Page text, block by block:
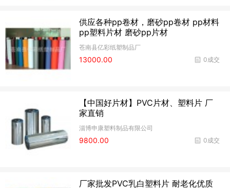
供应各种pp卷材，磨砂pp卷材 pp材料
pp塑料片材 磨砂pp片材
苍南县亿彩纸塑制品厂
0成交
13000.00
【中国好片材】PVC片材、塑料片 厂
家直销
淄博申康塑料制品有限公司
0成交
9800.00
厂家批发PVC乳白塑料片 耐老化优质